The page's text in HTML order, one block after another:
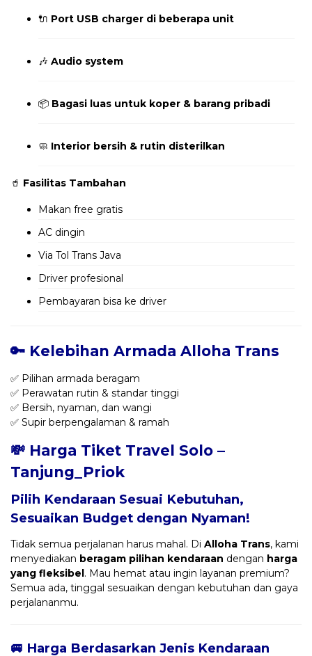
🔌 Port USB charger di beberapa unit
🎶 Audio system
📦 Bagasi luas untuk koper & barang pribadi
🧼 Interior bersih & rutin disterilkan
🥤 Fasilitas Tambahan
Makan free gratis
AC dingin
Via Tol Trans Java
Driver profesional
Pembayaran bisa ke driver
🔑 Kelebihan Armada Alloha Trans
✅ Pilihan armada beragam
✅ Perawatan rutin & standar tinggi
✅ Bersih, nyaman, dan wangi
✅ Supir berpengalaman & ramah
💸 Harga Tiket Travel Solo –
Tanjung_Priok
Pilih Kendaraan Sesuai Kebutuhan,
Sesuaikan Budget dengan Nyaman!
Tidak semua perjalanan harus mahal. Di Alloha Trans, kami
menyediakan beragam pilihan kendaraan dengan harga
yang fleksibel. Mau hemat atau ingin layanan premium?
Semua ada, tinggal sesuaikan dengan kebutuhan dan gaya
perjalananmu.
🚐 Harga Berdasarkan Jenis Kendaraan